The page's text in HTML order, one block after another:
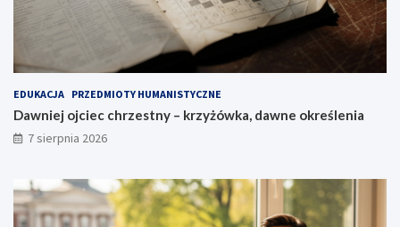
EDUKACJA PRZEDMIOTY HUMANISTYCZNE
Dawniej ojciec chrzestny – krzyżówka, dawne określenia
7 sierpnia 2026